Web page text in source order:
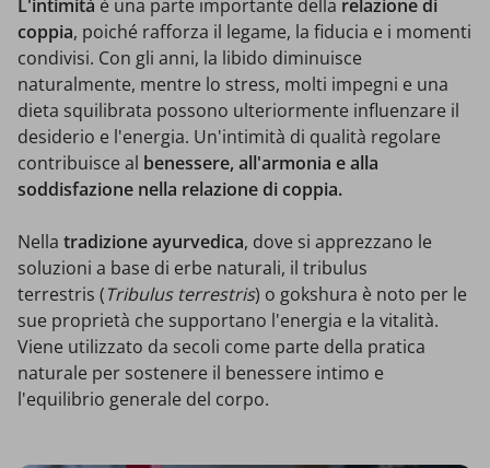
L'intimità è una parte importante della relazione di
coppia, poiché rafforza il legame, la fiducia e i momenti
condivisi. Con gli anni, la libido diminuisce
naturalmente, mentre lo stress, molti impegni e una
dieta squilibrata possono ulteriormente influenzare il
desiderio e l'energia. Un'intimità di qualità regolare
contribuisce al benessere, all'armonia e alla
soddisfazione nella relazione di coppia.
Nella tradizione ayurvedica, dove si apprezzano le
soluzioni a base di erbe naturali, il tribulus
terrestris (Tribulus terrestris) o gokshura è noto per le
sue proprietà che supportano l'energia e la vitalità.
Viene utilizzato da secoli come parte della pratica
naturale per sostenere il benessere intimo e
l'equilibrio generale del corpo.